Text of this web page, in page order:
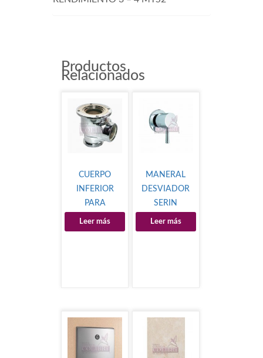
Productos
Relacionados
CUERPO
INFERIOR
PARA
SANITARIO
Leer más
MANERAL
DESVIADOR
SERIN
Leer más